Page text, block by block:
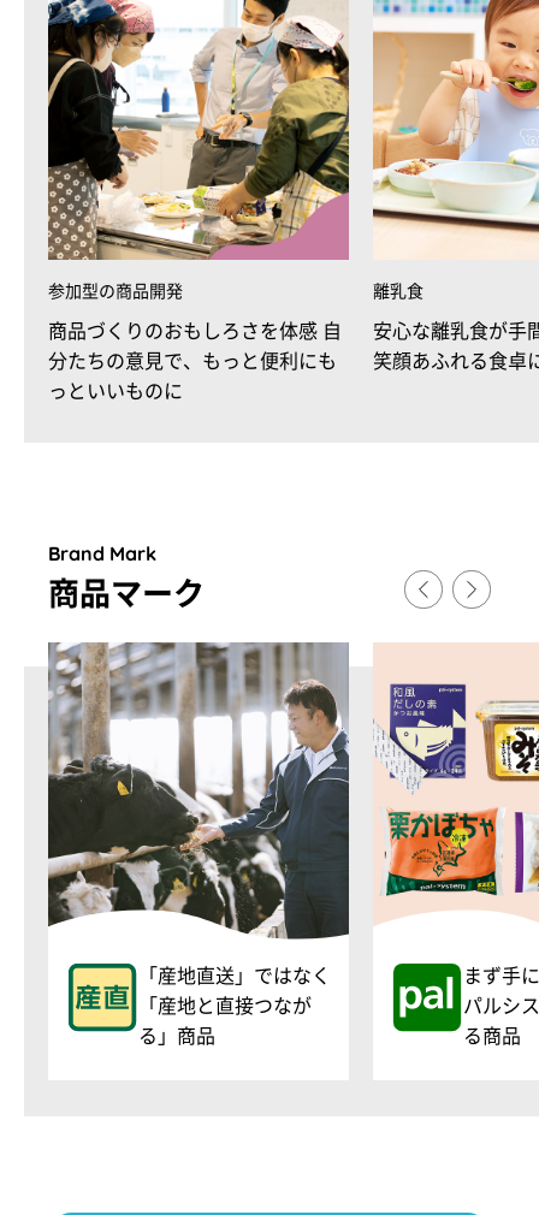
参加型の商品開発
商品づくりのおもしろさを体感 自
分たちの意見で、もっと便利にも
っといいものに
離乳食
安心な離乳食が手
笑顔あふれる食卓
Brand Mark
商品マーク
「産地直送」ではなく
「産地と直接つなが
る」商品
まず手
パルシ
る商品